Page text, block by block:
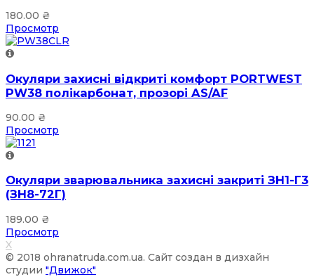
180.00 ₴
Просмотр
Окуляри захисні відкриті комфорт PORTWEST
PW38 полікарбонат, прозорі AS/AF
90.00 ₴
Просмотр
Окуляри зварювальника захисні закриті ЗН1-Г3
(ЗН8-72Г)
189.00 ₴
Просмотр
X
© 2018 ohranatruda.com.ua. Сайт создан в дизхайн
студии "Движок"